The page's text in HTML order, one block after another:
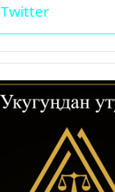
Twitter